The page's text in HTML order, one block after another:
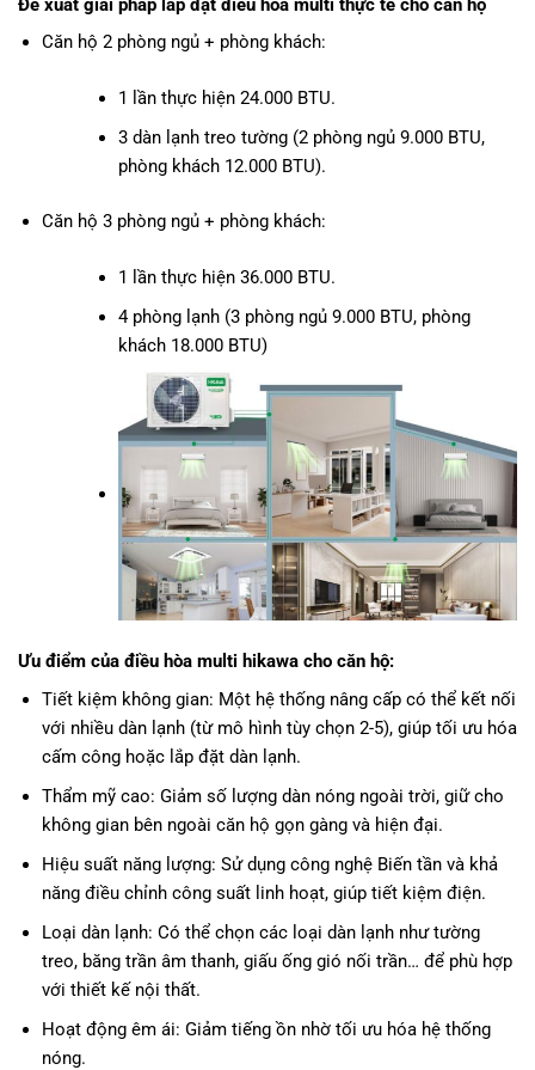
Đề xuất giải pháp lắp đặt điều hòa multi thực tế cho căn hộ
Căn hộ 2 phòng ngủ + phòng khách:
1 lần thực hiện 24.000 BTU.
3 dàn lạnh treo tường (2 phòng ngủ 9.000 BTU,
phòng khách 12.000 BTU).
Căn hộ 3 phòng ngủ + phòng khách:
1 lần thực hiện 36.000 BTU.
4 phòng lạnh (3 phòng ngủ 9.000 BTU, phòng
khách 18.000 BTU)
Ưu điểm của điều hòa multi hikawa cho căn hộ:
Tiết kiệm không gian: Một hệ thống nâng cấp có thể kết nối
với nhiều dàn lạnh (từ mô hình tùy chọn 2-5), giúp tối ưu hóa
cấm công hoặc lắp đặt dàn lạnh.
Thẩm mỹ cao: Giảm số lượng dàn nóng ngoài trời, giữ cho
không gian bên ngoài căn hộ gọn gàng và hiện đại.
Hiệu suất năng lượng: Sử dụng công nghệ Biến tần và khả
năng điều chỉnh công suất linh hoạt, giúp tiết kiệm điện.
Loại dàn lạnh: Có thể chọn các loại dàn lạnh như tường
treo, băng trần âm thanh, giấu ống gió nối trần… để phù hợp
với thiết kế nội thất.
Hoạt động êm ái: Giảm tiếng ồn nhờ tối ưu hóa hệ thống
nóng.